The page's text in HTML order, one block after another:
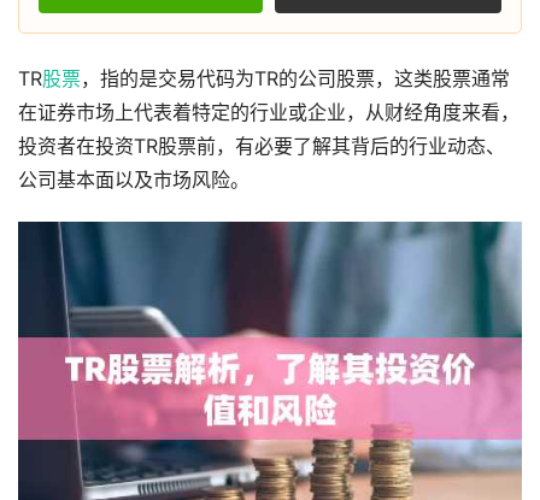
TR股票，指的是交易代码为TR的公司股票，这类股票通常
在证券市场上代表着特定的行业或企业，从财经角度来看，
投资者在投资TR股票前，有必要了解其背后的行业动态、
公司基本面以及市场风险。